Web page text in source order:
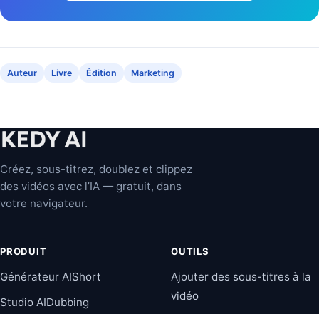
Auteur Livre Édition Marketing
Créez, sous-titrez, doublez et clippez
des vidéos avec l’IA — gratuit, dans
votre navigateur.
PRODUIT
Générateur AIShort
Studio AIDubbing
OUTILS
Ajouter des sous-titres à la
vidéo